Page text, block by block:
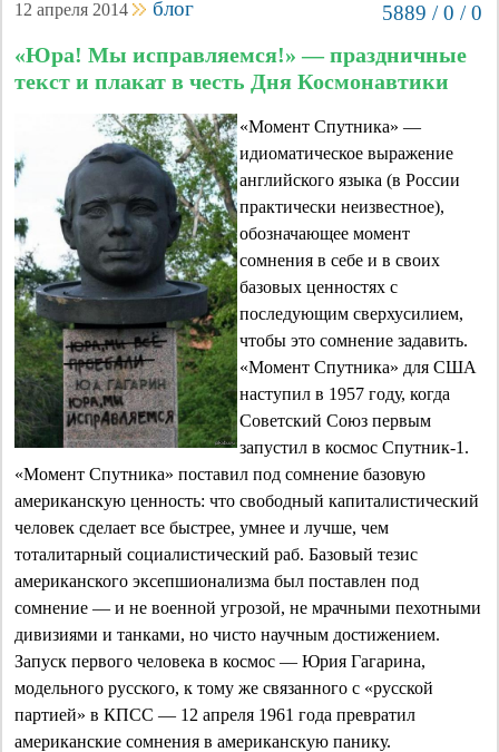
12 апреля 2014 блог 5889 / 0 / 0
«Юра! Мы исправляемся!» — праздничные
текст и плакат в честь Дня Космонавтики
«Момент Спутника» —
идиоматическое выражение
английского языка (в России
практически неизвестное),
обозначающее момент
сомнения в себе и в своих
базовых ценностях с
последующим сверхусилием,
чтобы это сомнение задавить.
«Момент Спутника» для США
наступил в 1957 году, когда
Советский Союз первым
запустил в космос Спутник-1.
«Момент Спутника» поставил под сомнение базовую
американскую ценность: что свободный капиталистический
человек сделает все быстрее, умнее и лучше, чем
тоталитарный социалистический раб. Базовый тезис
американского эксепшионализма был поставлен под
сомнение — и не военной угрозой, не мрачными пехотными
дивизиями и танками, но чисто научным достижением.
Запуск первого человека в космос — Юрия Гагарина,
модельного русского, к тому же связанного с «русской
партией» в КПСС — 12 апреля 1961 года превратил
американские сомнения в американскую панику.